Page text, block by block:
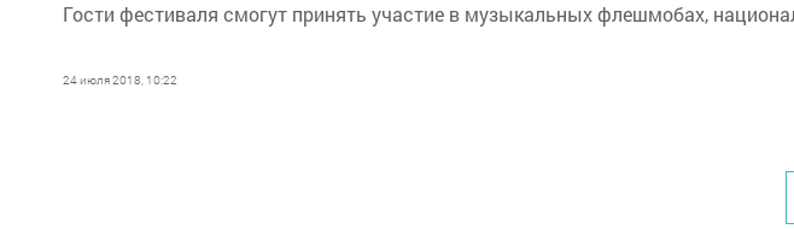
Гости фестиваля смогут принять участие в музыкальных флешмобах,
24 июля 2018, 10:22